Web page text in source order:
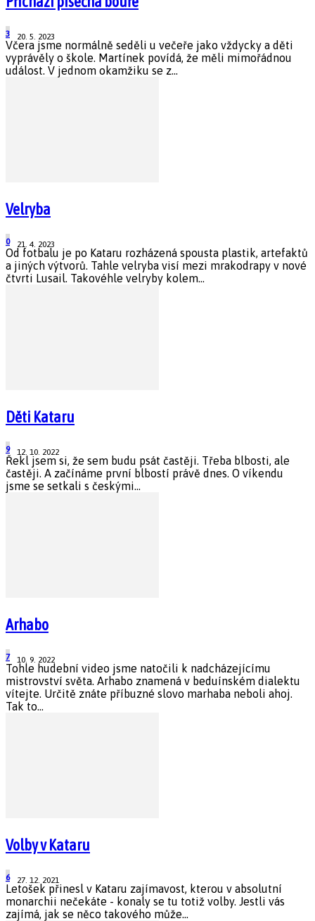
20. 5. 2023
3
Včera jsme normálně seděli u večeře jako vždycky a děti
vyprávěly o škole. Martínek povídá, že měli mimořádnou
událost. V jednom okamžiku se z...
Velryba
21. 4. 2023
0
Od fotbalu je po Kataru rozházená spousta plastik, artefaktů
a jiných výtvorů. Tahle velryba visí mezi mrakodrapy v nové
čtvrti Lusail. Takovéhle velryby kolem...
Děti Kataru
12. 10. 2022
9
Řekl jsem si, že sem budu psát častěji. Třeba blbosti, ale
častěji. A začínáme první blbostí právě dnes. O víkendu
jsme se setkali s českými...
Arhabo
10. 9. 2022
7
Tohle hudební video jsme natočili k nadcházejícímu
mistrovství světa. Arhabo znamená v beduínském dialektu
vítejte. Určitě znáte příbuzné slovo marhaba neboli ahoj.
Tak to...
Volby v Kataru
27. 12. 2021
6
Letošek přinesl v Kataru zajímavost, kterou v absolutní
monarchii nečekáte - konaly se tu totiž volby. Jestli vás
zajímá, jak se něco takového může...